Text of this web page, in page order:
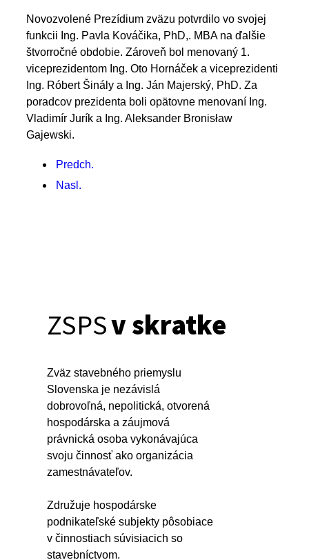
Novozvolené Prezídium zväzu potvrdilo vo svojej
funkcii Ing. Pavla Kováčika, PhD,. MBA na ďalšie
štvorročné obdobie. Zároveň bol menovaný 1.
viceprezidentom Ing. Oto Hornáček a viceprezidenti
Ing. Róbert Šinály a Ing. Ján Majerský, PhD. Za
poradcov prezidenta boli opätovne menovaní Ing.
Vladimír Jurík a Ing. Aleksander Bronisław
Gajewski.
Predch.
Nasl.
ZSPSv skratke
Zväz stavebného priemyslu
Slovenska je nezávislá
dobrovoľná, nepolitická, otvorená
hospodárska a záujmová
právnická osoba vykonávajúca
svoju činnosť ako organizácia
zamestnávateľov.
Združuje hospodárske
podnikateľské subjekty pôsobiace
v činnostiach súvisiacich so
stavebníctvom.